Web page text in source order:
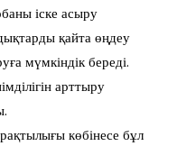
іске асыру
қайта өңдеу
мүмкіндік береді.
арттыру
көбінесе бұл